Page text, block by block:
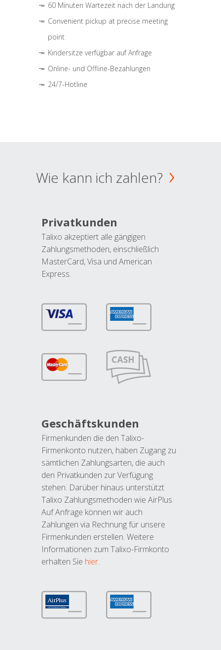
60 Minuten Wartezeit nach der Landung
Convenient pickup at precise meeting
point
Kindersitze verfügbar auf Anfrage
Online- und Offline-Bezahlungen
24/7-Hotline
Wie kann ich zahlen?
Privatkunden
Talixo akzeptiert alle gängigen
Zahlungsmethoden, einschließlich
MasterCard, Visa und American
Express.
Geschäftskunden
Firmenkunden die den Talixo-
Firmenkonto nutzen, haben Zugang zu
sämtlichen Zahlungsarten, die auch
den Privatkunden zur Verfügung
stehen. Darüber hinaus unterstützt
Talixo Zahlungsmethoden wie AirPlus.
Auf Anfrage können wir auch
Zahlungen via Rechnung für unsere
Firmenkunden erstellen. Weitere
Informationen zum Talixo-Firmkonto
erhalten Sie hier.